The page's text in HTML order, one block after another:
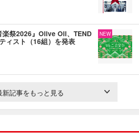
楽祭2026』Olive Oil、TEND
ィスト（16組）を発表
NEW
新記事をもっと見る